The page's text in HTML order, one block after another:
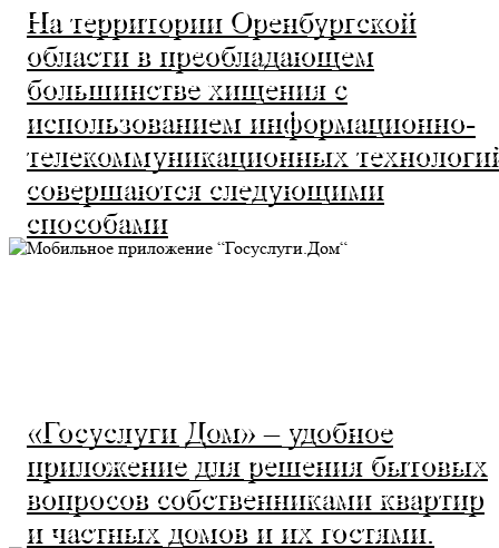
На территории Оренбургской
области в преобладающем
большинстве хищения с
использованием информационно-
телекоммуникационных
совершаются следующими
способами
«Госуслуги Дом» – удобное
приложение для решения бытовых
вопросов собственниками квартир
и частных домов и их гостями.